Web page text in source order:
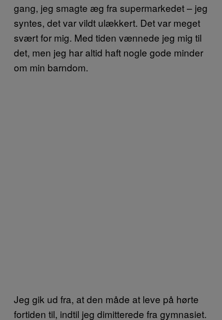
gang, jeg smagte æg fra supermarkedet – jeg
syntes, det var vildt ulækkert. Det var meget
svært for mig. Med tiden vænnede jeg mig til
det, men jeg har altid haft nogle gode minder
om min barndom.
Jeg gik ud fra, at den måde at leve på hørte
fortiden til, indtil jeg dimitterede fra gymnasiet.